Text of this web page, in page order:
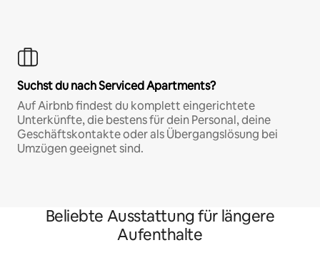
Suchst du nach Serviced Apartments?
Auf Airbnb findest du komplett eingerichtete
Unterkünfte, die bestens für dein Personal, deine
Geschäftskontakte oder als Übergangslösung bei
Umzügen geeignet sind.
Beliebte Ausstattung für längere
Aufenthalte